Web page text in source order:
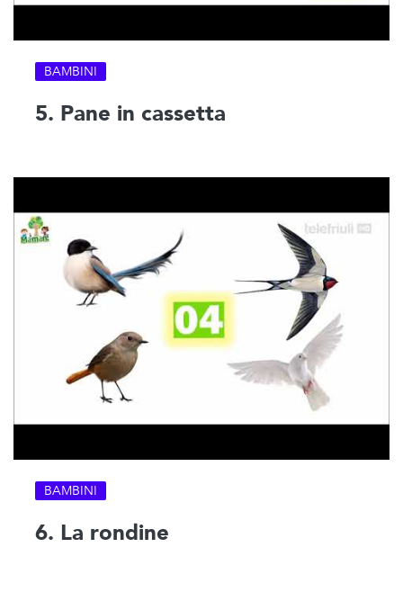
BAMBINI
5. Pane in cassetta
BAMBINI
6. La rondine